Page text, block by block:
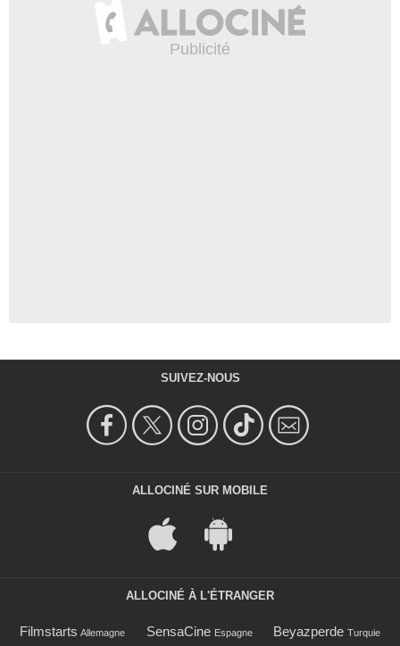
SUIVEZ-NOUS
ALLOCINÉ SUR MOBILE
ALLOCINÉ À L'ÉTRANGER
Filmstarts Allemagne SensaCine Espagne Beyazperde Turquie